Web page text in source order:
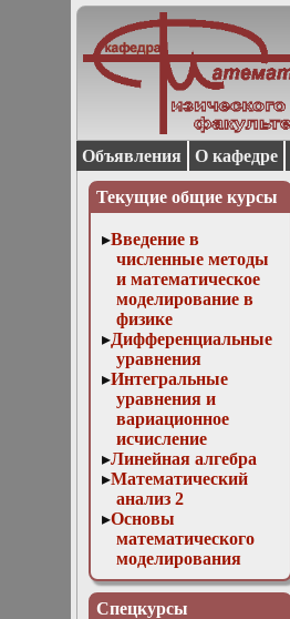
Объявления О кафедре
Текущие общие курсы
Введение в
численные методы
и математическое
моделирование в
физике
Дифференциальные
уравнения
Интегральные
уравнения и
вариационное
исчисление
Линейная алгебра
Математический
анализ 2
Основы
математического
моделирования
Численные методы
в физике
Спецкурсы